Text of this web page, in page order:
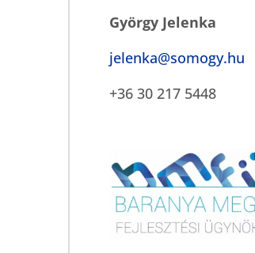
György Jelenka
jelenka@somogy.hu
+36 30 217 5448